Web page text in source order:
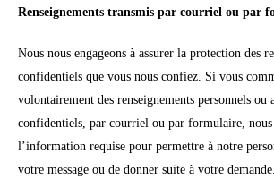
Renseignements transmis par courriel ou par
Nous nous engageons à assurer la protection des
confidentiels que vous nous confiez. Si vous
volontairement des renseignements personnels ou
confidentiels, par courriel ou par formulaire, nous
l’information requise pour permettre à notre
votre message ou de donner suite à votre